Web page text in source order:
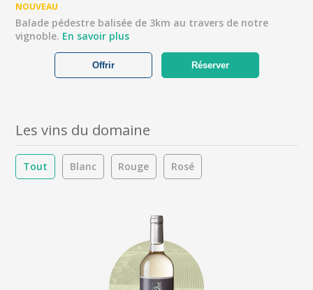
NOUVEAU
Balade pédestre balisée de 3km au travers de notre
vignoble. En savoir plus
Réserver
Offrir
Les vins du domaine
Tout Blanc Rouge Rosé